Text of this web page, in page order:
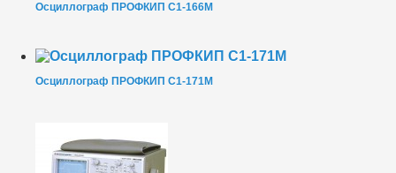
Осциллограф ПРОФКИП С1-166М
Осциллограф ПРОФКИП С1-171М